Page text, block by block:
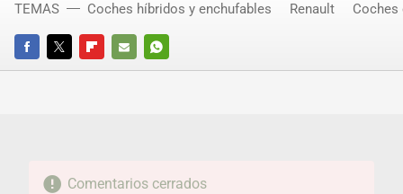
FACEBOOKTWITTERFLIPBOARD
E-
WHATSAPP
TEMAS Coches híbridos y enchufables Renault
Comentarios cerrados